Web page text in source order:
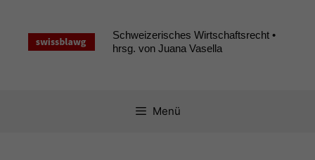
springen
Schweizerisches Wirtschaftsrecht •
hrsg. von Juana Vasella
Menü